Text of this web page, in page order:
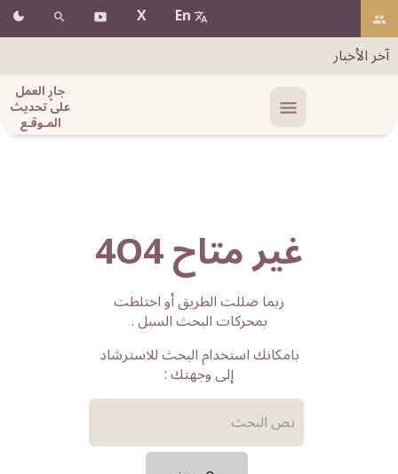
En
X
آخر الأخبار
جارٍ العمل
على تحديث
المـوقـع
غير متاح 4O4
ربما ضللت الطريق أو اختلطت
بمحركات البحث السبل .
بامكانك استخدام البحث للاسترشاد
إلى وجهتك :